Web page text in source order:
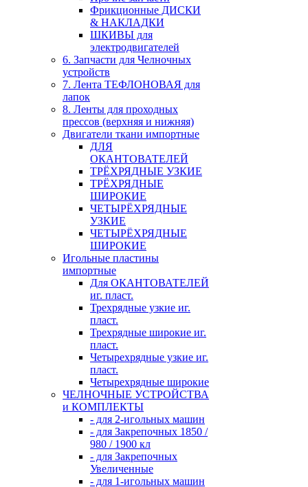
Фрикционные ДИСКИ
& НАКЛАДКИ
ШКИВЫ для
электродвигателей
6. Запчасти для Челночных
устройств
7. Лента ТЕФЛОНОВАЯ для
лапок
8. Ленты для проходных
прессов (верхняя и нижняя)
Двигатели ткани импортные
ДЛЯ
ОКАНТОВАТЕЛЕЙ
ТРЁХРЯДНЫЕ УЗКИЕ
ТРЁХРЯДНЫЕ
ШИРОКИЕ
ЧЕТЫРЁХРЯДНЫЕ
УЗКИЕ
ЧЕТЫРЁХРЯДНЫЕ
ШИРОКИЕ
Игольные пластины
импортные
Для ОКАНТОВАТЕЛЕЙ
иг. пласт.
Трехрядные узкие иг.
пласт.
Трехрядные широкие иг.
пласт.
Четырехрядные узкие иг.
пласт.
Четырехрядные широкие
ЧЕЛНОЧНЫЕ УСТРОЙСТВА
и КОМПЛЕКТЫ
- для 2-игольных машин
- для Закрепочных 1850 /
980 / 1900 кл
- для Закрепочных
Увеличенные
- для 1-игольных машин